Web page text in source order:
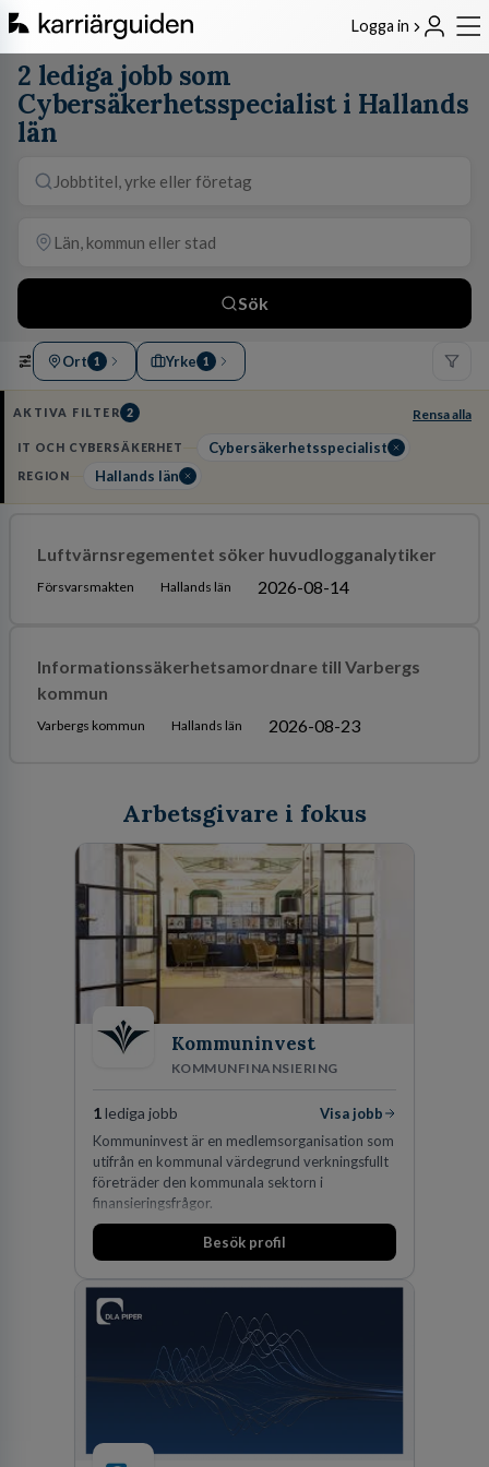
Logga in
2 lediga jobb som
Cybersäkerhetsspecialist i Hallands
län
Sök
Ort 1 Yrke 1
AKTIVA FILTER 2 Rensa alla
IT OCH CYBERSÄKERHET Cybersäkerhetsspecialist
REGION Hallands län
Luftvärnsregementet söker huvudlogganalytiker
Försvarsmakten Hallands län 2026-08-14
Informationssäkerhetsamordnare till Varbergs
kommun
Varbergs kommun Hallands län 2026-08-23
Arbetsgivare i fokus
Kommuninvest
KOMMUNFINANSIERING
1lediga jobb
Visa jobb
Kommuninvest är en medlemsorganisation som
utifrån en kommunal värdegrund verkningsfullt
företräder den kommunala sektorn i
finansieringsfrågor.
Besök profil